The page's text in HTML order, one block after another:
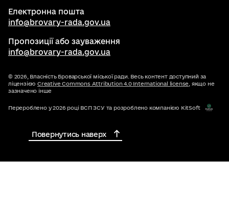
Електронна пошта
info@brovary-rada.gov.ua
Пропозиції або зауваження
info@brovary-rada.gov.ua
© 2026, Власність Броварської міської ради. Весь контент доступний за
ліцензією Creative Commons Attribution 4.0 International license , якщо не
зазначено інше
Перероблено у 2026 році ВСП ЗСУ та розроблено компанією KitSoft
Повернутись наверх